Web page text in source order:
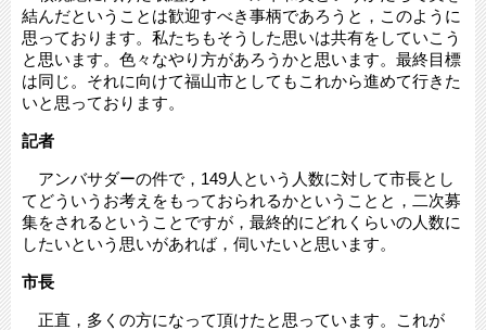
結んだということは歓迎すべき事柄であろうと，このように
思っております。私たちもそうした思いは共有をしていこう
と思います。色々なやり方があろうかと思います。最終目標
は同じ。それに向けて福山市としてもこれから進めて行きた
いと思っております。
記者
アンバサダーの件で，149人という人数に対して市長とし
てどういうお考えをもっておられるかということと，二次募
集をされるということですが，最終的にどれくらいの人数に
したいという思いがあれば，伺いたいと思います。
市長
正直，多くの方になって頂けたと思っています。これが